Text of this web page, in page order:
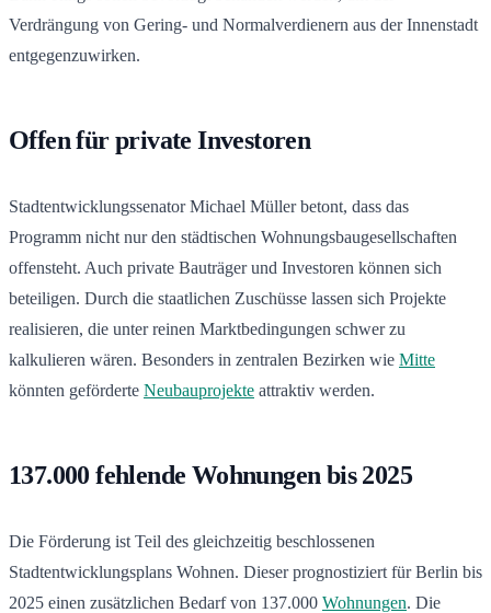
Verdrängung von Gering- und Normalverdienern aus der Innenstadt
entgegenzuwirken.
Offen für private Investoren
Stadtentwicklungssenator Michael Müller betont, dass das
Programm nicht nur den städtischen Wohnungsbaugesellschaften
offensteht. Auch private Bauträger und Investoren können sich
beteiligen. Durch die staatlichen Zuschüsse lassen sich Projekte
realisieren, die unter reinen Marktbedingungen schwer zu
kalkulieren wären. Besonders in zentralen Bezirken wie Mitte
könnten geförderte Neubauprojekte attraktiv werden.
137.000 fehlende Wohnungen bis 2025
Die Förderung ist Teil des gleichzeitig beschlossenen
Stadtentwicklungsplans Wohnen. Dieser prognostiziert für Berlin bis
2025 einen zusätzlichen Bedarf von 137.000 Wohnungen. Die